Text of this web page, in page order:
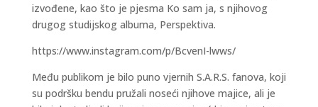
izvođene, kao što je pjesma Ko sam ja, s njihovog
drugog studijskog albuma, Perspektiva.
https://www.instagram.com/p/BcvenI-lwws/
Među publikom je bilo puno vjernih S.A.R.S. fanova, koji
su podršku bendu pružali noseći njihove majice, ali je